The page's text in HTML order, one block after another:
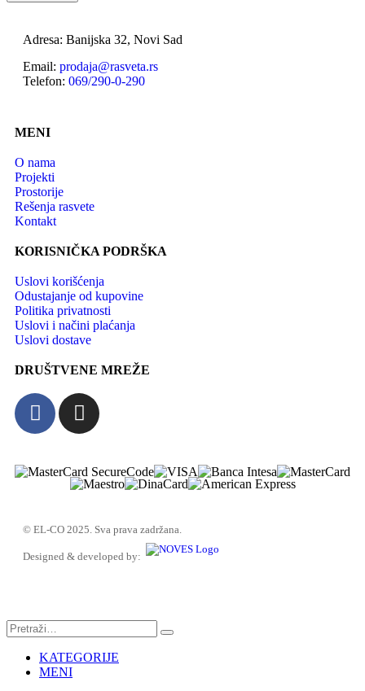
Adresa: Banijska 32, Novi Sad
Email: prodaja@rasveta.rs
Telefon: 069/290-0-290
MENI
O nama
Projekti
Prostorije
Rešenja rasvete
Kontakt
KORISNIČKA PODRŠKA
Uslovi korišćenja
Odustajanje od kupovine
Politika privatnosti
Uslovi i načini plaćanja
Uslovi dostave
DRUŠTVENE MREŽE
© EL-CO 2025. Sva prava zadržana.
Designed & developed by:
KATEGORIJE
MENI